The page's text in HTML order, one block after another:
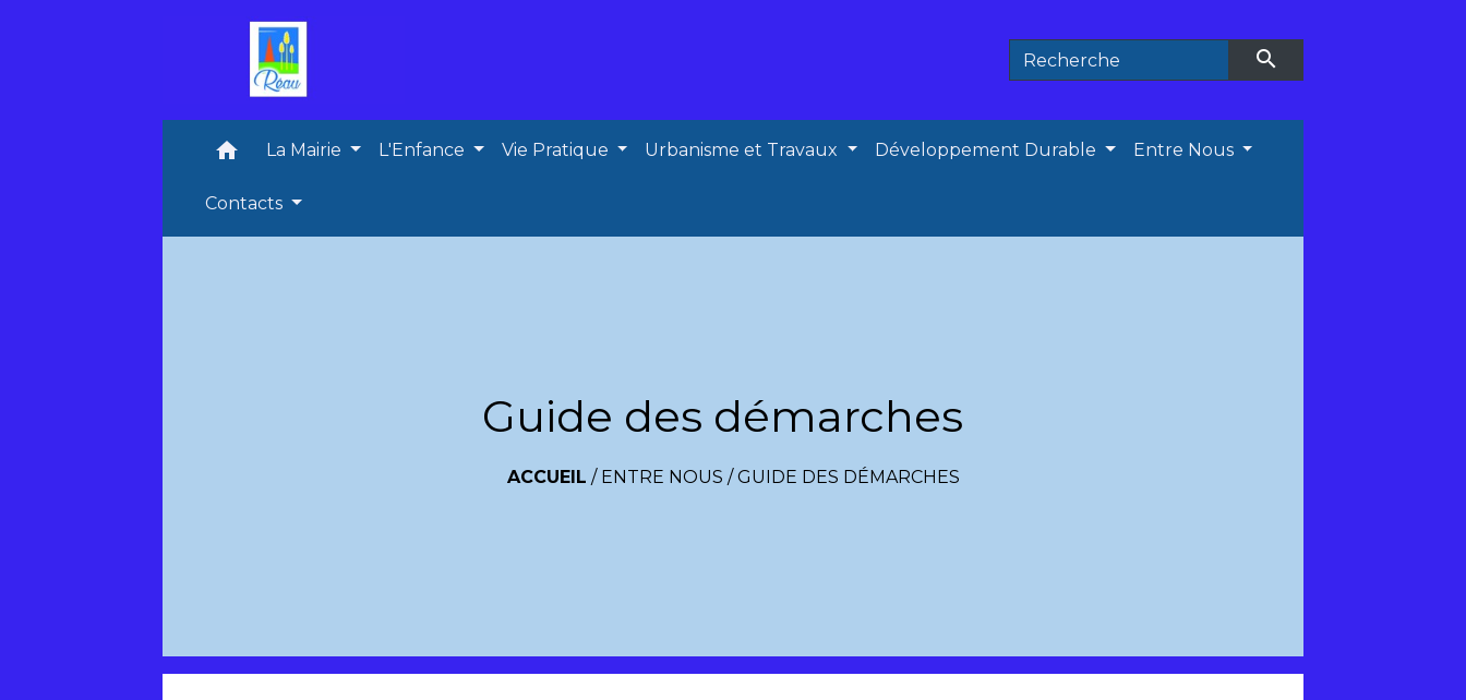
search
home La Mairie L'Enfance Vie Pratique Urbanisme et Travaux Développement Durable Entre Nous
Contacts
Guide des démarches
ACCUEIL / ENTRE NOUS /GUIDE DES DÉMARCHES